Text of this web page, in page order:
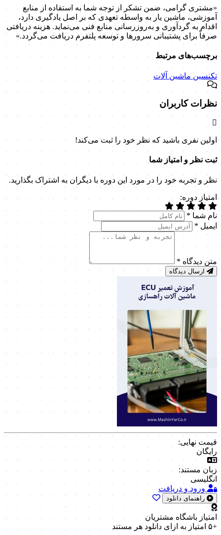
«مشتری گرامی، ضمن تشکر از توجه شما به استفاده از منابع
آموزشی، ماشین یار به واسطه تعهدی که بر اصل یادگیری دارد،
اقدام به گردآوری و به‌روزرسانی منابع فنی می‌نماید. هزینه دریافتی
صرفاً برای پشتیبانی سرورها و توسعه پلتفرم دریافت می‌گردد.»
برچسب‌های مرتبط
تکنسین ماشین آلات
نظرات کاربران
اولین نفری باشید که نظر خود را ثبت می‌کند!
ثبت نظر و امتیاز شما
نظر و تجربه خود را در مورد این دوره با دیگران به اشتراک بگذارید.
امتیاز دوره:
نام شما *
ایمیل *
متن دیدگاه *
ارسال دیدگاه
قیمت نهایی:
رایگان
زبان مستند:
انگلیسی
ورود و دریافت
راهنمای دانلود
امتیاز باشگاه مشتریان
+۵ امتیاز
به ازای دانلود هر مستند